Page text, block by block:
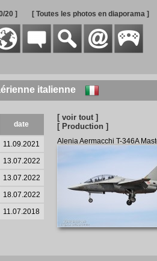
20 ] [ Toutes les photos en diaporama ]
italienne
date
11.09.2021
13.07.2022
13.07.2022
18.07.2022
11.07.2018
[ voir tout ]
[ Production ]
Alenia Aermacchi T-346A